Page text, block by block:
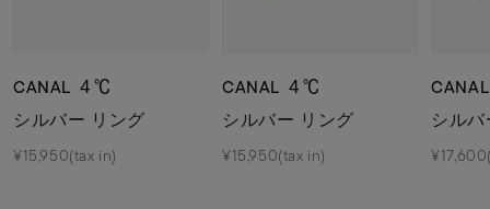
CANAL ４℃
シルバー リング
¥15,950(tax in)
CANAL ４℃
シルバー リング
¥15,950(tax in)
シル